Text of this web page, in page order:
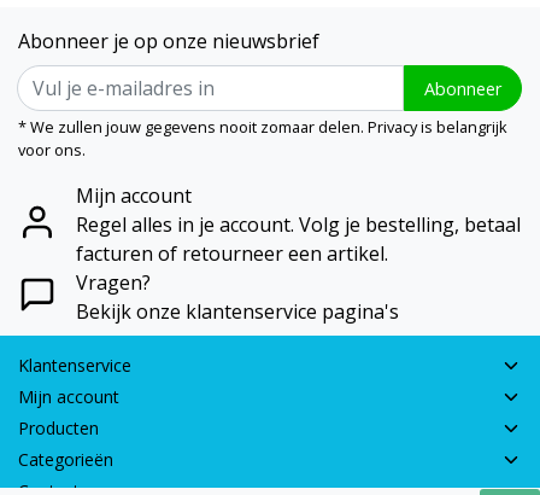
Abonneer je op onze nieuwsbrief
Abonneer
* We zullen jouw gegevens nooit zomaar delen. Privacy is belangrijk
voor ons.
Mijn account
Regel alles in je account. Volg je bestelling, betaal
facturen of retourneer een artikel.
Vragen?
Bekijk onze klantenservice pagina's
Klantenservice
Mijn account
Producten
Categorieën